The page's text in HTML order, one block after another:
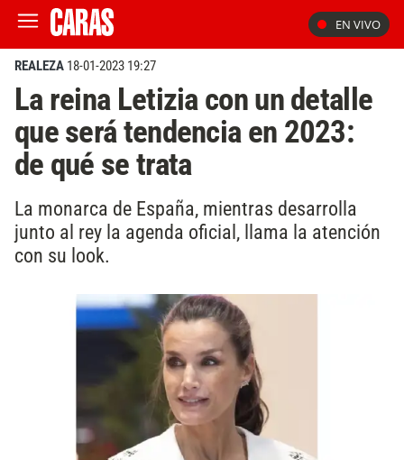
EN VIVO
REALEZA 18-01-2023 19:27
La reina Letizia con un detalle
que será tendencia en 2023:
de qué se trata
La monarca de España, mientras desarrolla
junto al rey la agenda oficial, llama la atención
con su look.